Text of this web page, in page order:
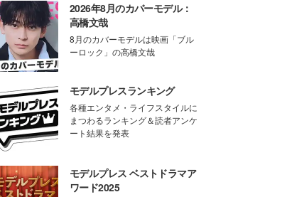
2026年8月のカバーモデル：
高橋文哉
8月のカバーモデルは映画「ブル
ーロック」の高橋文哉
モデルプレスランキング
各種エンタメ・ライフスタイルに
まつわるランキング＆読者アンケ
ート結果を発表
モデルプレス ベストドラマア
ワード2025